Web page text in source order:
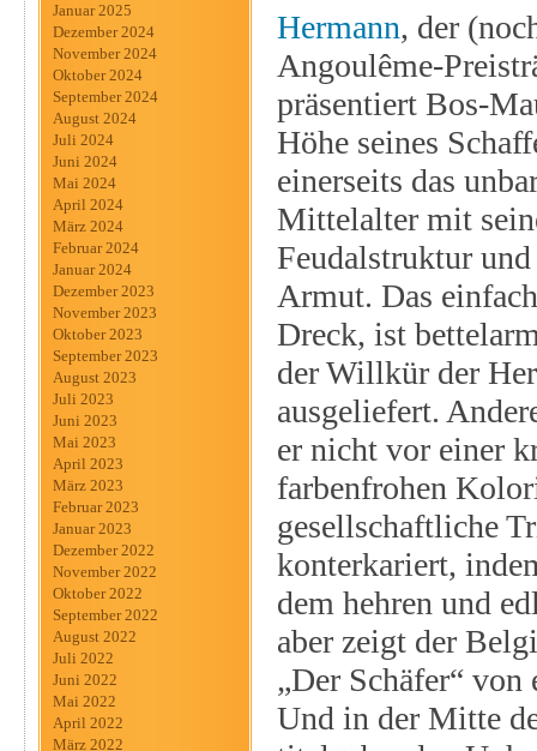
Januar 2025
Dezember 2024
November 2024
Oktober 2024
September 2024
August 2024
Juli 2024
Juni 2024
Mai 2024
April 2024
März 2024
Februar 2024
Januar 2024
Dezember 2023
November 2023
Oktober 2023
September 2023
August 2023
Juli 2023
Juni 2023
Mai 2023
April 2023
März 2023
Februar 2023
Januar 2023
Dezember 2022
November 2022
Oktober 2022
September 2022
August 2022
Juli 2022
Juni 2022
Mai 2022
April 2022
März 2022
Hermann, der
Angoulême-
präsentiert Bos-
Höhe seines
einerseits das
Mittelalter mit
Feudalstruktur und
Armut. Das
Dreck, ist
der Willkür der
ausgeliefert.
er nicht vor einer
farbenfrohen
gesellschaftliche
konterkariert,
dem hehren und
aber zeigt der
„Der Schäfer“
Und in der Mitte